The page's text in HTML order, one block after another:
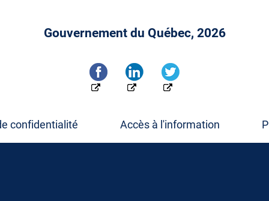
Gouvernement du Québec, 2026
confidentialité Accès à l'information